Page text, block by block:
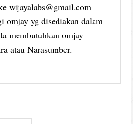
wijayalabs@gmail.com
omjay yg disediakan dalam
membutuhkan omjay
atau Narasumber.